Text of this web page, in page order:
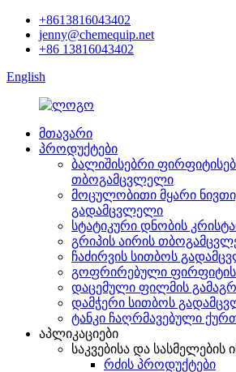
+8613816043402
jenny@chemequip.net
+86 13816043402
English
მთავარი
პროდუქტები
ბალიშისებრი
თბოგამცვლელი
მოცულობითი მყარი
გადამცვლელი
სტატიკური დნობის
გრიპის აირის
ჩაძირვის სითბოს
გოფრირებული
დაცემული ფილმის
დამჭერი სითბოს
ტანკი ჩაღრმავებული
აპლიკაციები
საკვებისა და სასმელების
რძის პროდუქტები